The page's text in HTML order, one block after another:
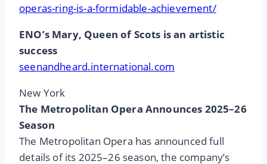
operas-ring-is-a-formidable-achievement/
ENO’s Mary, Queen of Scots is an artistic
success
seenandheard.international.com
New York
The Metropolitan Opera Announces 2025–26
Season
The Metropolitan Opera has announced full
details of its 2025–26 season, the company’s